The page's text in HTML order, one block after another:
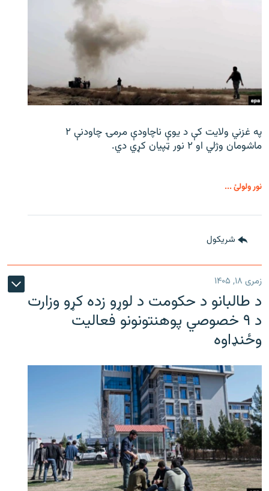
په غزني ولایت کې د یوې ناچاودې مرمۍ چاودنې ۲
ماشومان وژلي او ۲ نور ټپیان کړي دي.
نور ولولئ ...
شريکول
زمری ۱۸, ۱۴۰۵
د طالبانو د حکومت د لوړو زده کړو وزارت
د ۹ خصوصي پوهنتونونو فعالیت
وځنډاوه